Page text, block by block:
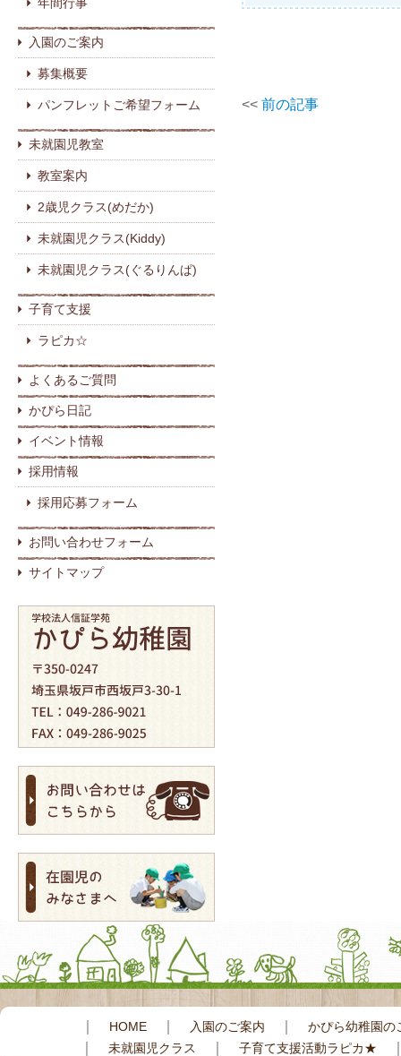
入園のご案内
募集概要
パンフレットご希望フォーム
未就園児教室
教室案内
2歳児クラス(めだか)
未就園児クラス(Kiddy)
未就園児クラス(ぐるりんぱ)
子育て支援
ラピカ☆
よくあるご質問
かぴら日記
イベント情報
採用情報
採用応募フォーム
お問い合わせフォーム
サイトマップ
<< 前の記事
HOME 入園のご案内 かぴら幼稚園の
未就園児クラス 子育て支援活動ラピカ★